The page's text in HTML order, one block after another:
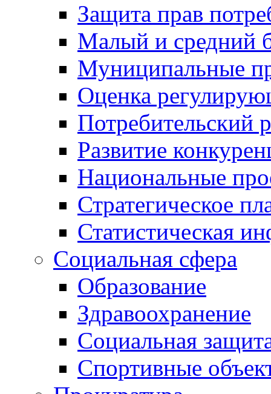
Защита прав
Малый и средний
Муниципальные
Оценка
Потребительский
Развитие
Национальные
Стратегическое
Статистическая
Социальная сфера
Образование
Здравоохранение
Социальная
Спортивные